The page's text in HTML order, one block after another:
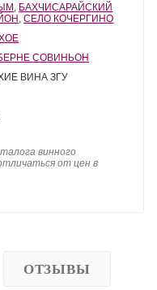
БАХЧИСАРАЙСКИЙ
,СЕЛО КОЧЕРГИНО
СОВИНЬОН
ВИНА ЗГУ
винного
от цен в
ОТЗЫВЫ